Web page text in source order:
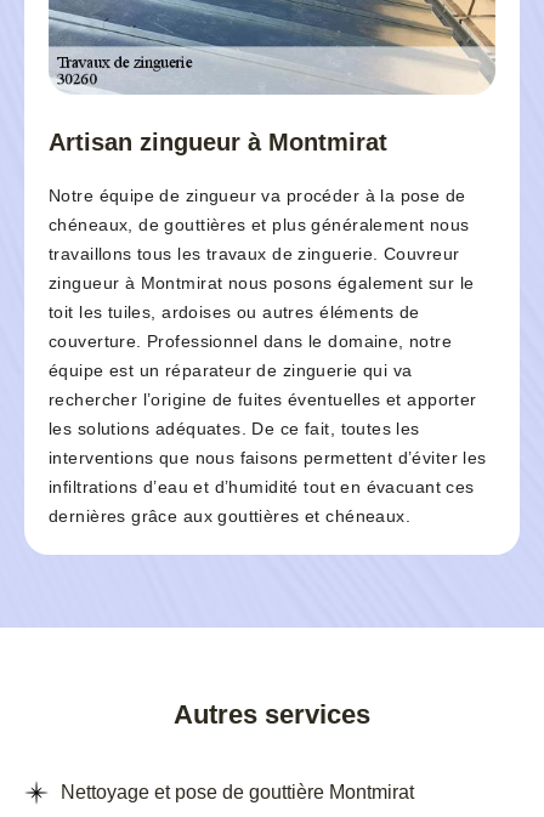
Artisan zingueur à Montmirat
Notre équipe de zingueur va procéder à la pose de
chéneaux, de gouttières et plus généralement nous
travaillons tous les travaux de zinguerie. Couvreur
zingueur à Montmirat nous posons également sur le
toit les tuiles, ardoises ou autres éléments de
couverture. Professionnel dans le domaine, notre
équipe est un réparateur de zinguerie qui va
rechercher l’origine de fuites éventuelles et apporter
les solutions adéquates. De ce fait, toutes les
interventions que nous faisons permettent d’éviter les
infiltrations d’eau et d’humidité tout en évacuant ces
dernières grâce aux gouttières et chéneaux.
Autres services
Nettoyage et pose de gouttière Montmirat